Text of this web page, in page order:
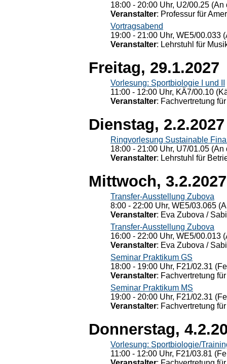
18:00 - 20:00 Uhr, U2/00.25
Veranstalter: Professur für
Vortragsabend
19:00 - 21:00 Uhr, WE5/00.033
Veranstalter: Lehrstuhl für
Freitag, 29.1.2027
Vorlesung: Sportbiologie I und II
11:00 - 12:00 Uhr, KÄ7/00.10
Veranstalter: Fachvertretung
Dienstag, 2.2.2027
Ringvorlesung Sustainable
18:00 - 21:00 Uhr, U7/01.05
Veranstalter: Lehrstuhl für
Mittwoch, 3.2.2027
Transfer-Ausstellung Zubova
8:00 - 22:00 Uhr, WE5/03.065
Veranstalter: Eva Zubova /
Transfer-Ausstellung Zubova
16:00 - 22:00 Uhr, WE5/00.013
Veranstalter: Eva Zubova /
Seminar Praktikum GS
18:00 - 19:00 Uhr, F21/02.31
Veranstalter: Fachvertretung
Seminar Praktikum MS
19:00 - 20:00 Uhr, F21/02.31
Veranstalter: Fachvertretung
Donnerstag,
Vorlesung: Sportbiologie/
11:00 - 12:00 Uhr, F21/03.81